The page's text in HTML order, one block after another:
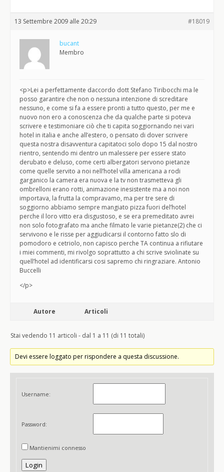
13 Settembre 2009 alle 20:29 #18019
bucant
Membro
<p>Lei a perfettamente daccordo dott Stefano Tiribocchi ma le
posso garantire che non o nessuna intenzione di screditare
nessuno, e come si fa a essere pronti a tutto questo, per me e
nuovo non ero a conoscenza che da qualche parte si poteva
scrivere e testimoniare ciò che ti capita soggiornando nei vari
hotel in italia e anche all’estero, o pensato di dover scrivere
questa nostra disavventura capitatoci solo dopo 15 dal nostro
rientro, sentendo mi dentro un malessere per essere stato
derubato e deluso, come certi albergatori servono pietanze
come quelle servito a noi nell’hotel villa americana a rodi
garganico la camera era nuova e la tv non trasmetteva gli
ombrelloni erano rotti, animazione inesistente ma a noi non
importava, la frutta la compravamo, ma per tre sere di
soggiorno abbiamo sempre mangiato pizza fuori del’hotel
perche il loro vitto era disgustoso, e se era premeditato avrei
non solo fotografato ma anche filmato le varie pietanze(2) che ci
servivono e le risse per aggiudicarsi il contorno fatto slo di
pomodoro e cetriolo, non capisco perche TA continua a rifiutare
i miei commenti, mi rivolgo soprattutto a chi scrive sviolinate su
quell’hotel ad identificarsi cosi sapremo chi ringraziare. Antonio
Buccelli
</p>
Autore Articoli
Stai vedendo 11 articoli - dal 1 a 11 (di 11 totali)
Devi essere loggato per rispondere a questa discussione.
Username:
Password:
Mantienimi connesso
Login